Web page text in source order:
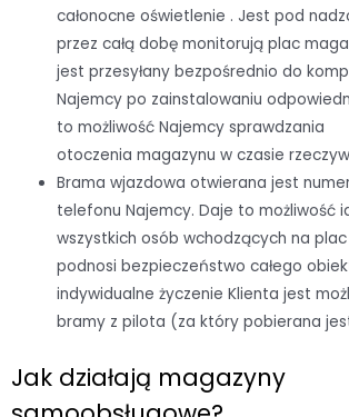
całonocne oświetlenie . Jest pod
przez całą dobę monitorują plac
jest przesyłany bezpośrednio do
Najemcy po zainstalowaniu
to możliwość Najemcy sprawdzania
otoczenia magazynu w czasie
Brama wjazdowa otwierana jest
telefonu Najemcy. Daje to możliwość
wszystkich osób wchodzących na
podnosi bezpieczeństwo całego
indywidualne życzenie Klienta jest
bramy z pilota (za który pobierana
Jak działają magazyny